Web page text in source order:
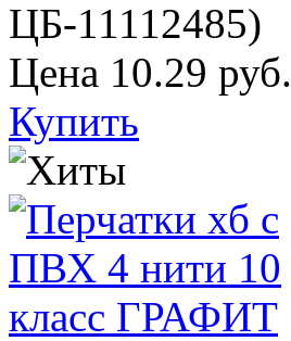
ЦБ-11112485)
Цена 10.29 руб.
Купить